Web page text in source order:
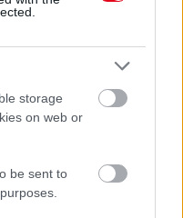
storage
on web or
be sent to